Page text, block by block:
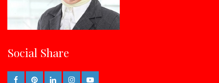
Social Share